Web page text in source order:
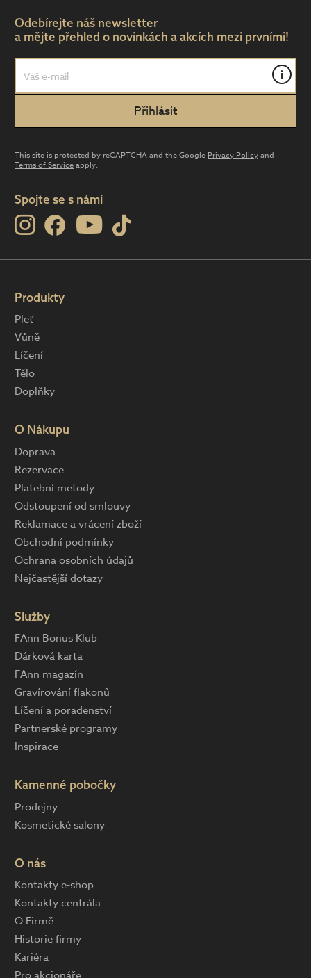
Odebírejte náš newsletter
a mějte přehled o novinkách a akcích mezi prvními!
i
This site is protected by reCAPTCHA and the Google Privacy Policyand
Terms of Serviceapply.
Spojte se s námi
Produkty
Pleť
Vůně
Líčení
Tělo
Doplňky
O Nákupu
Doprava
Rezervace
Platební metody
Odstoupení od smlouvy
Reklamace a vrácení zboží
Obchodní podmínky
Ochrana osobních údajů
Nejčastější dotazy
Služby
FAnn Bonus Klub
Dárková karta
FAnn magazín
Gravírování flakonů
Líčení a poradenství
Partnerské programy
Inspirace
Kamenné pobočky
Prodejny
Kosmetické salony
O nás
Kontakty e-shop
Kontakty centrála
O Firmě
Historie firmy
Kariéra